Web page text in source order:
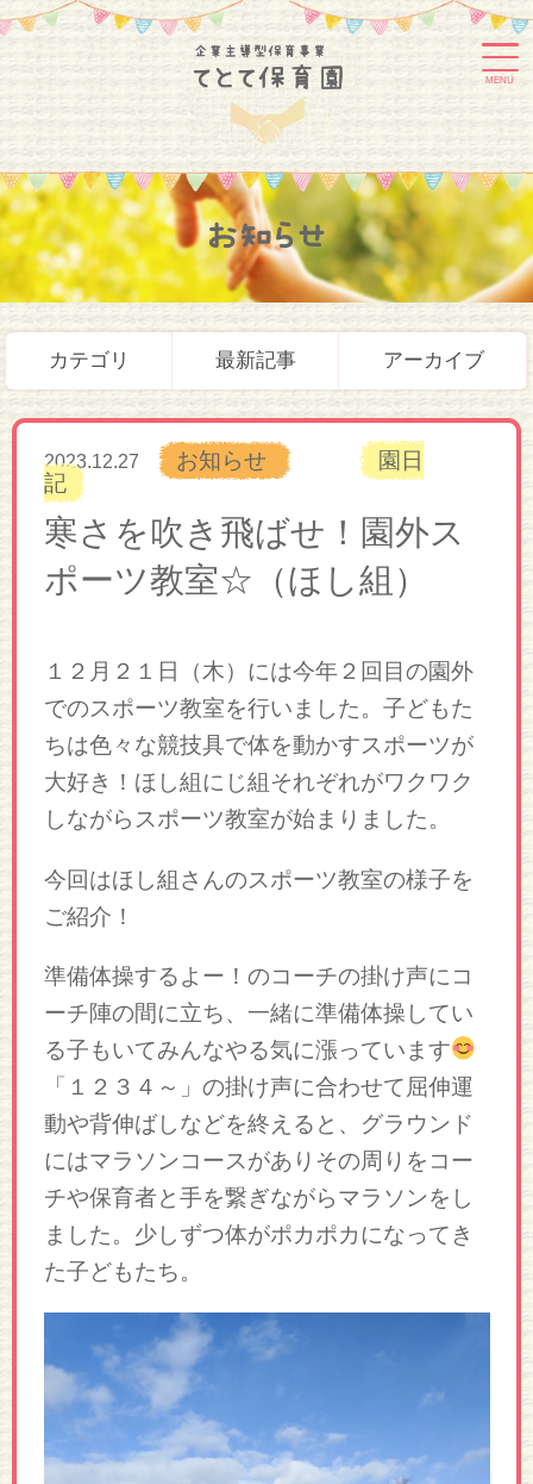
MENU
お知らせ
カテゴリ 最新記事 アーカイブ
2023.12.27 お知らせ
園日
記
寒さを吹き飛ばせ！園外ス
ポーツ教室☆（ほし組）
１２月２１日（木）には今年２回目の園外
でのスポーツ教室を行いました。子どもた
ちは色々な競技具で体を動かすスポーツが
大好き！ほし組にじ組それぞれがワクワク
しながらスポーツ教室が始まりました。
今回はほし組さんのスポーツ教室の様子を
ご紹介！
準備体操するよー！のコーチの掛け声にコ
ーチ陣の間に立ち、一緒に準備体操してい
る子もいてみんなやる気に漲っています
「１２３４～」の掛け声に合わせて屈伸運
動や背伸ばしなどを終えると、グラウンド
にはマラソンコースがありその周りをコー
チや保育者と手を繋ぎながらマラソンをし
ました。少しずつ体がポカポカになってき
た子どもたち。